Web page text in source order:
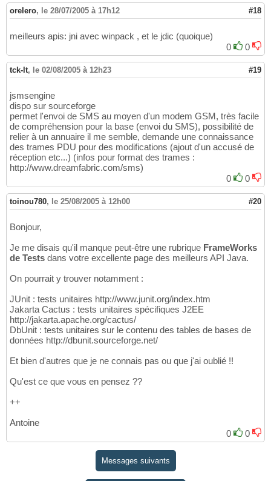
orelero, le 28/07/2005 à 17h12 #18
meilleurs apis: jni avec winpack , et le jdic (quoique)
0
0
tck-lt, le 02/08/2005 à 12h23 #19
jsmsengine
dispo sur sourceforge
permet l'envoi de SMS au moyen d'un modem GSM, très facile
de compréhension pour la base (envoi du SMS), possibilité de
relier à un annuaire il me semble, demande une connaissance
des trames PDU pour des modifications (ajout d'un accusé de
réception etc...) (infos pour format des trames :
http://www.dreamfabric.com/sms)
0
0
toinou780, le 25/08/2005 à 12h00 #20
Bonjour,
Je me disais qu'il manque peut-être une rubrique FrameWorks
de Tests dans votre excellente page des meilleurs API Java.
On pourrait y trouver notamment :
JUnit : tests unitaires http://www.junit.org/index.htm
Jakarta Cactus : tests unitaires spécifiques J2EE
http://jakarta.apache.org/cactus/
DbUnit : tests unitaires sur le contenu des tables de bases de
données http://dbunit.sourceforge.net/
Et bien d'autres que je ne connais pas ou que j'ai oublié !!
Qu'est ce que vous en pensez ??
++
Antoine
0
0
Messages suivants